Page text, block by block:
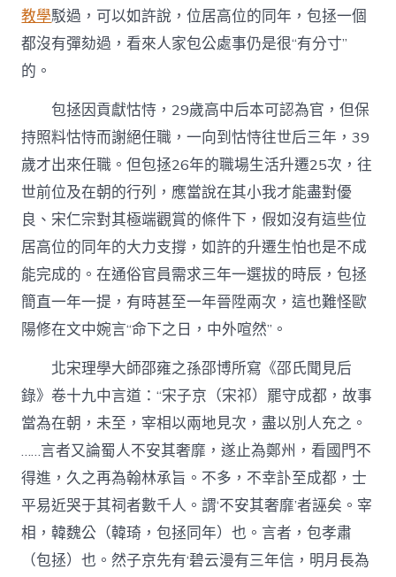
教學駁過，可以如許說，位居高位的同年，包拯一個
都沒有彈劾過，看來人家包公處事仍是很“有分寸”
的。
包拯因貢獻怙恃，29歲高中后本可認為官，但保
持照料怙恃而謝絕任職，一向到怙恃往世后三年，39
歲才出來任職。但包拯26年的職場生活升遷25次，往
世前位及在朝的行列，應當說在其小我才能盡對優
良、宋仁宗對其極端觀賞的條件下，假如沒有這些位
居高位的同年的大力支撐，如許的升遷生怕也是不成
能完成的。在通俗官員需求三年一選拔的時辰，包拯
簡直一年一提，有時甚至一年晉陞兩次，這也難怪歐
陽修在文中婉言“命下之日，中外喧然”。
北宋理學大師邵雍之孫邵博所寫《邵氏聞見后
錄》卷十九中言道：“宋子京（宋祁）罷守成都，故事
當為在朝，未至，宰相以兩地見次，盡以別人充之。
……言者又論蜀人不安其奢靡，遂止為鄭州，看國門不
得進，久之再為翰林承旨。不多，不幸訃至成都，士
平易近哭于其祠者數千人。謂‘不安其奢靡’者誣矣。宰
相，韓魏公（韓琦，包拯同年）也。言者，包孝肅
（包拯）也。然子京先有‘碧云漫有三年信，明月長為